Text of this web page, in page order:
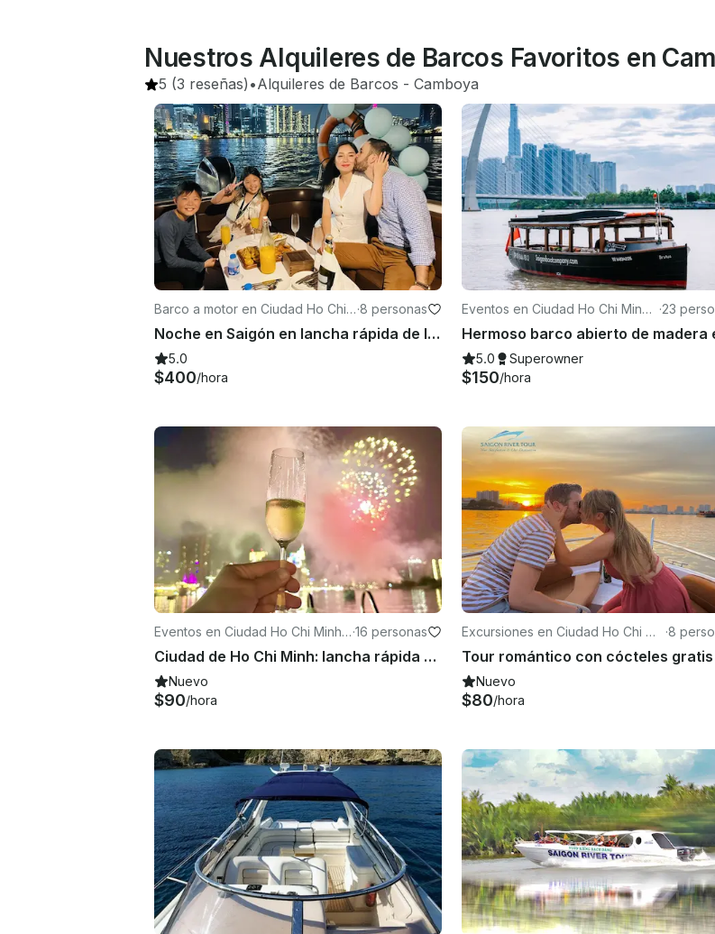
Nuestros Alquileres de Barcos Favoritos en
5 (3 reseñas) •Alquileres de Barcos - Camboya
Barco a motor en Ciudad Ho Chi
Minh (Saigón)
·8 personas
Noche en Saigón en lancha rápida de lujo, ciudad de Ho Chi Minh
5.0
$400/hora
Eventos en Ciudad Ho Chi Minh
(Saigón)
·23
5.0 Superowner
$150/hora
Eventos en Ciudad Ho Chi Minh
(Saigón)
·16 personas
Ciudad de Ho Chi Minh: lancha rápida Firework de Nochevieja 2026
Nuevo
$90/hora
Excursiones en Ciudad Ho Chi Mi
nh (Saigón)
·8
Nuevo
$80/hora